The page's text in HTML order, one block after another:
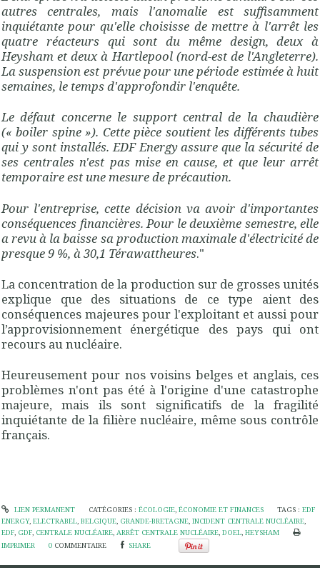
autres centrales, mais l'anomalie est suffisamment
inquiétante pour qu'elle choisisse de mettreà l'arrêt les
quatre réacteurs qui sont du même design, deux à
Heysham et deux à Hartlepool (nord-est de l'Angleterre).
La suspension est prévue pour une période estimée à huit
semaines, le temps d'approfondir l'enquête.
Le défaut concerne le support central de la chaudière
(« boiler spine »). Cette pièce soutient les différents tubes
qui y sont installés. EDF Energy assure que la sécurité de
ses centrales n'est pas mise en cause, et que leur arrêt
temporaire est une mesure de précaution.
Pour l'entreprise, cette décision va avoird'importantes
conséquences financières. Pour le deuxième semestre, elle
a revu à la baisse sa production maximale d'électricité de
presque 9 %, à 30,1 Térawattheures."
La concentration de la production sur de grosses unités
explique que des situations de ce type aient des
conséquences majeures pour l'exploitant et aussi pour
l’approvisionnement énergétique des pays qui ont
recours au nucléaire.
Heureusement pour nos voisins belges et anglais, ces
problèmes n'ont pas été à l'origine d'une catastrophe
majeure, mais ils sont significatifs de la fragilité
inquiétante de la filière nucléaire, même sous contrôle
français.
LIEN PERMANENT CATÉGORIES : ÉCOLOGIE, ÉCONOMIE ET FINANCES TAGS :EDF
ENERGY, ELECTRABEL BELGIQUE GRANDE-BRETAGNE INCIDENT CENTRALE NUCLÉAIRE
EDF GDF CENTRALE NUCLÉAIRE ARRÊT CENTRALE NUCLÉAIRE DOEL HEYSHAM
IMPRIMER
0 COMMENTAIRE SHARE